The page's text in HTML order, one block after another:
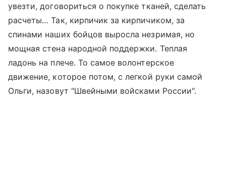
увезти, договориться о покупке тканей, сделать
расчеты… Так, кирпичик за кирпичиком, за
спинами наших бойцов выросла незримая, но
мощная стена народной поддержки. Теплая
ладонь на плече. То самое волонтерское
движение, которое потом, с легкой руки самой
Ольги, назовут "Швейными войсками России".